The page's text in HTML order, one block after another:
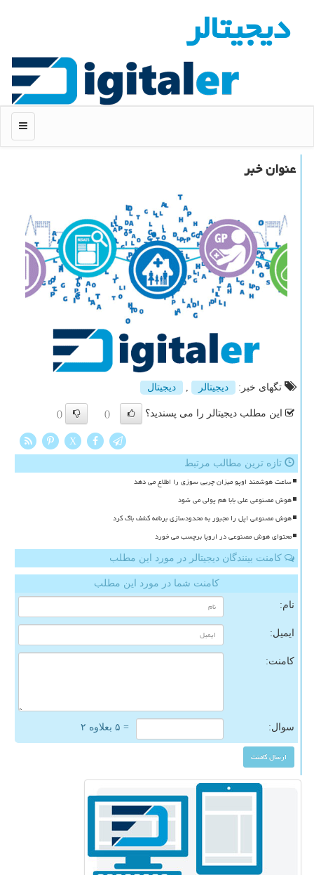
دیجیتالر
منو
عنوان خبر
تگهای خبر: دیجیتالر دیجیتال
این مطلب دیجیتالر را می پسندید؟ ()
()
X
تازه ترین مطالب مرتبط
ساعت هوشمند اوپو میزان چربی سوزی را اطلاع می دهد
هوش مصنوعی علی بابا هم پولی می شود
هوش مصنوعی اپل را مجبور به محدودسازی برنامه کشف باگ کرد
محتوای هوش مصنوعی در اروپا برچسب می خورد
کامنت بینندگان دیجیتالر در مورد این مطلب
کامنت شما در مورد این مطلب
نام:
ایمیل:
کامنت:
سوال: = ۵ بعلاوه ۲